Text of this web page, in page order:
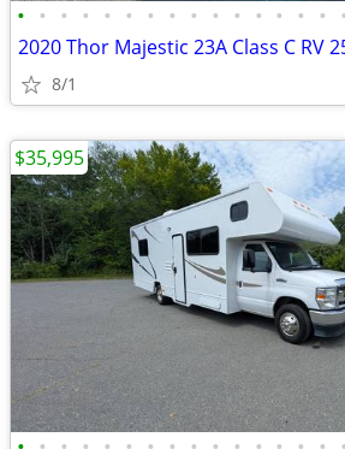
• • • • • • • • • • • • • • • •
2020 Thor Majestic 23A Class C RV
8/1
$35,995